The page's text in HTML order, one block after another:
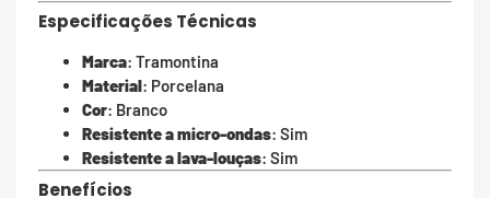
Especificações Técnicas
Marca: Tramontina
Material: Porcelana
Cor: Branco
Resistente a micro-ondas: Sim
Resistente a lava-louças: Sim
Benefícios